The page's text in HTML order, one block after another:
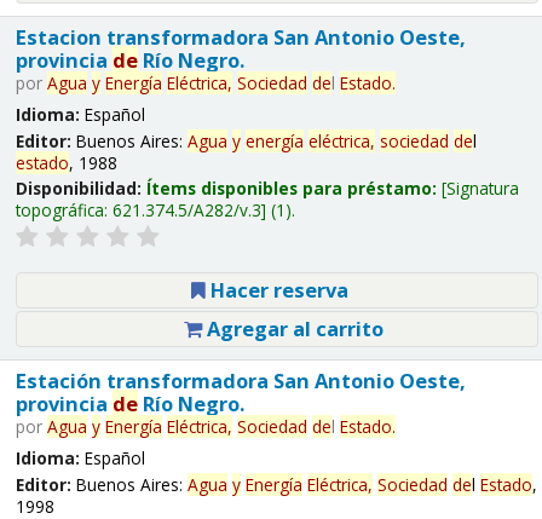
Estacion transformadora San Antonio Oeste,
provincia deRío Negro.
por Agua y Energía Eléctrica, Sociedad del Estado.
Idioma: Español
Editor: Buenos Aires: Agua y energía eléctrica, sociedad del
estado, 1988
Disponibilidad: Ítems disponibles para préstamo: Signatura
topográfica: 621.374.5/A282/v.3 (1).
Hacer reserva
Agregar al carrito
Estación transformadora San Antonio Oeste,
provincia deRío Negro.
por Agua y Energía Eléctrica, Sociedad del Estado.
Idioma: Español
Editor: Buenos Aires: Agua y Energía Eléctrica, Sociedad del Estado,
1998